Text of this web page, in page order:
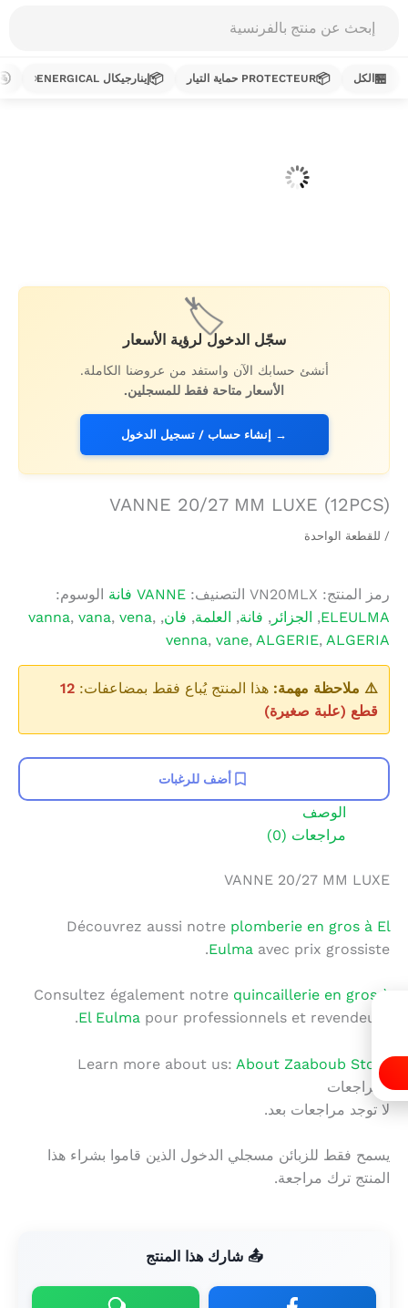
تخطي
🏷️
سجّل الدخول لرؤية الأسعار
أنشئ حسابك الآن واستفد من عروضنا الكاملة.
الأسعار متاحة فقط للمسجلين.
→ إنشاء حساب / تسجيل الدخول
VANNE 20/27 MM LUXE (12PCS)
/ للقطعة الواحدة
رمز المنتج: VN20MLX التصنيف: VANNE فانة
الوسوم:
ELEULMA
, الجزائر , فانة, العلمة, فان,
vanna, vana, vena,
venna, vane, ALGERIE, ALGERIA
⚠️ ملاحظة مهمة: هذا المنتج يُباع فقط بمضاعفات: 12
قطع (علبة صغيرة)
أضف للرغبات
الوصف
مراجعات (0)
VANNE 20/27 MM LUXE
Découvrez aussi notre plomberie en gros à El
Eulma avec prix grossiste.
Consultez également notre quincaillerie en gros à
El Eulma pour professionnels et revendeurs.
Learn more about us: About Zaaboub Store
المراجعات
لا توجد مراجعات بعد.
يسمح فقط للزبائن مسجلي الدخول الذين قاموا بشراء هذا
المنتج ترك مراجعة.
📤 شارك هذا المنتج
search
🏪الكل 📦PROTECTEUR حماية التيار 📦إينارجيكال ENERGICAL